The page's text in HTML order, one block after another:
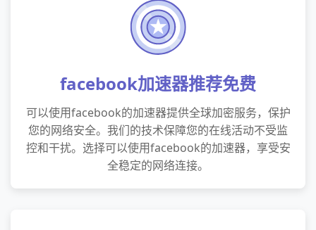
facebook加速器推荐免费
可以使用facebook的加速器提供全球加密服务，保护
您的网络安全。我们的技术保障您的在线活动不受监
控和干扰。选择可以使用facebook的加速器，享受安
全稳定的网络连接。